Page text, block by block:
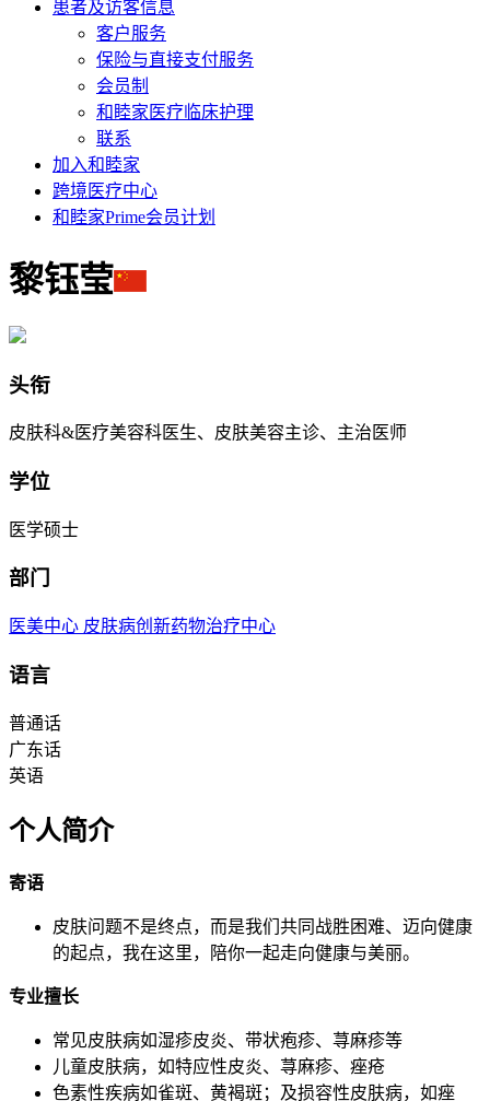
患者及访客信息
客户服务
保险与直接支付服务
会员制
和睦家医疗临床护理
联系
加入和睦家
跨境医疗中心
和睦家Prime会员计划
黎钰莹
头衔
皮肤科&医疗美容科医生、皮肤美容主诊、主治医师
学位
医学硕士
部门
医美中心 皮肤病创新药物治疗中心
语言
普通话
广东话
英语
个人简介
寄语
皮肤问题不是终点，而是我们共同战胜困难、迈向健康
的起点，我在这里，陪你一起走向健康与美丽。
专业擅长
常见皮肤病如湿疹皮炎、带状疱疹、荨麻疹等
儿童皮肤病，如特应性皮炎、荨麻疹、痤疮
色素性疾病如雀斑、黄褐斑；及损容性皮肤病，如痤